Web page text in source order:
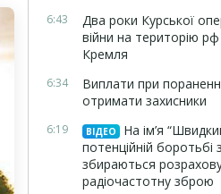
6:43
Два роки Курської
війни на територію
Кремля
6:34
Виплати при
отримати захисники
6:19 ВІДЕО
На ім’я
потенційній
збираються
радіочастотну зброю